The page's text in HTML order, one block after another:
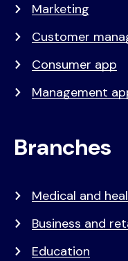
Marketing
Customer
Consumer app
Management
Branches
Medical and
Business and
Education